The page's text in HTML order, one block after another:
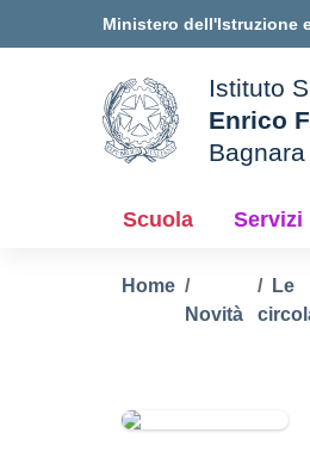
Ministero dell'Istruzione
della scuola
Istituto
Enrico
Bagnara
Scuola Servizi
Home
Novità
Le